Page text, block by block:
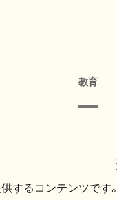
教育
するコンテンツです。